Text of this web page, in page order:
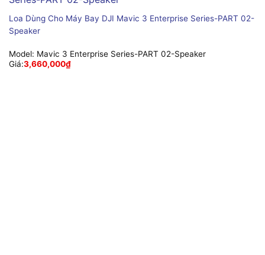
Loa Dùng Cho Máy Bay DJI Mavic 3 Enterprise Series-PART 02-
Speaker
Model: Mavic 3 Enterprise Series-PART 02-Speaker
Giá:3,660,000₫